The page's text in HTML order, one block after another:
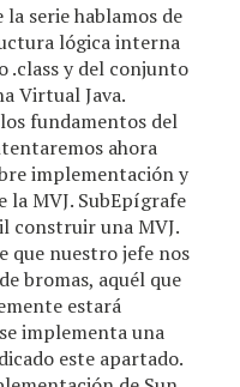
serie hablamos de
lógica interna
.class y del conjunto
Virtual Java.
fundamentos del
ahora
implementación y
la MVJ. SubEpígrafe
construir una MVJ.
que nuestro jefe nos
bromas, aquél que
estará
implementa una
este apartado.